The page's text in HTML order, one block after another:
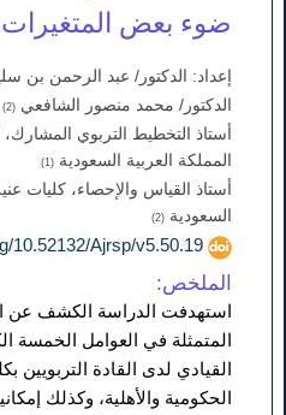
ضوء بعض
إعداد: الدكتور/ عبد الرحمن بن
الدكتور/ محمد منصور الشافعي (2)
أستاذ التخطيط التربوي المشارك،
المملكة العربية السعودية (1)
أستاذ القياس والإحصاء، كليات
السعودية (2)
doi.org/10.52132/Ajrsp/v5.50.19
الملخص:
استهدفت الدراسة الكشف عن
المتمثلة في العوامل الخمسة
القيادي لدى القادة التربويين
الحكومية والأهلية، وكذلك